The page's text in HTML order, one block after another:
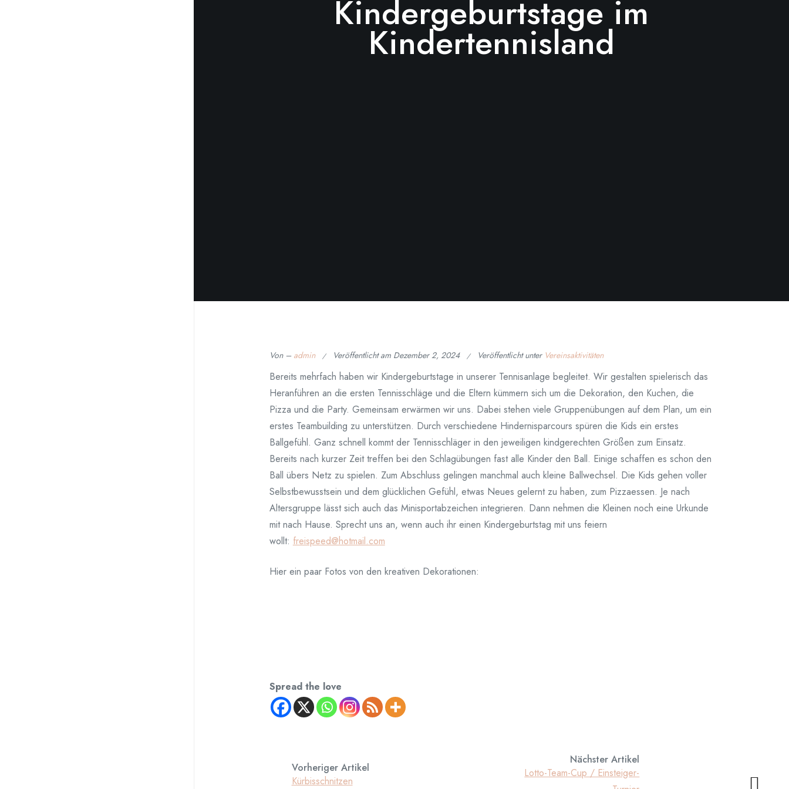
Kindergeburtstage im
Kindertennisland
Von – admin Veröffentlicht am Dezember 2, 2024 Veröffentlicht unter Vereinsaktivitäten
Bereits mehrfach haben wir Kindergeburtstage in unserer Tennisanlage begleitet. Wir gestalten spielerisch das
Heranführen an die ersten Tennisschläge und die Eltern kümmern sich um die Dekoration, den Kuchen, die
Pizza und die Party. Gemeinsam erwärmen wir uns. Dabei stehen viele Gruppenübungen auf dem Plan, um ein
erstes Teambuilding zu unterstützen. Durch verschiedene Hindernisparcours spüren die Kids ein erstes
Ballgefühl. Ganz schnell kommt der Tennisschläger in den jeweiligen kindgerechten Größen zum Einsatz.
Bereits nach kurzer Zeit treffen bei den Schlagübungen fast alle Kinder den Ball. Einige schaffen es schon den
Ball übers Netz zu spielen. Zum Abschluss gelingen manchmal auch kleine Ballwechsel. Die Kids gehen voller
Selbstbewusstsein und dem glücklichen Gefühl, etwas Neues gelernt zu haben, zum Pizzaessen. Je nach
Altersgruppe lässt sich auch das Minisportabzeichen integrieren. Dann nehmen die Kleinen noch eine Urkunde
mit nach Hause. Sprecht uns an, wenn auch ihr einen Kindergeburtstag mit uns feiern
wollt: freispeed@hotmail.com
Hier ein paar Fotos von den kreativen Dekorationen:
Spread the love
Vorheriger Artikel
Kürbisschnitzen
Nächster Artikel
Lotto-Team-Cup / Einsteiger-